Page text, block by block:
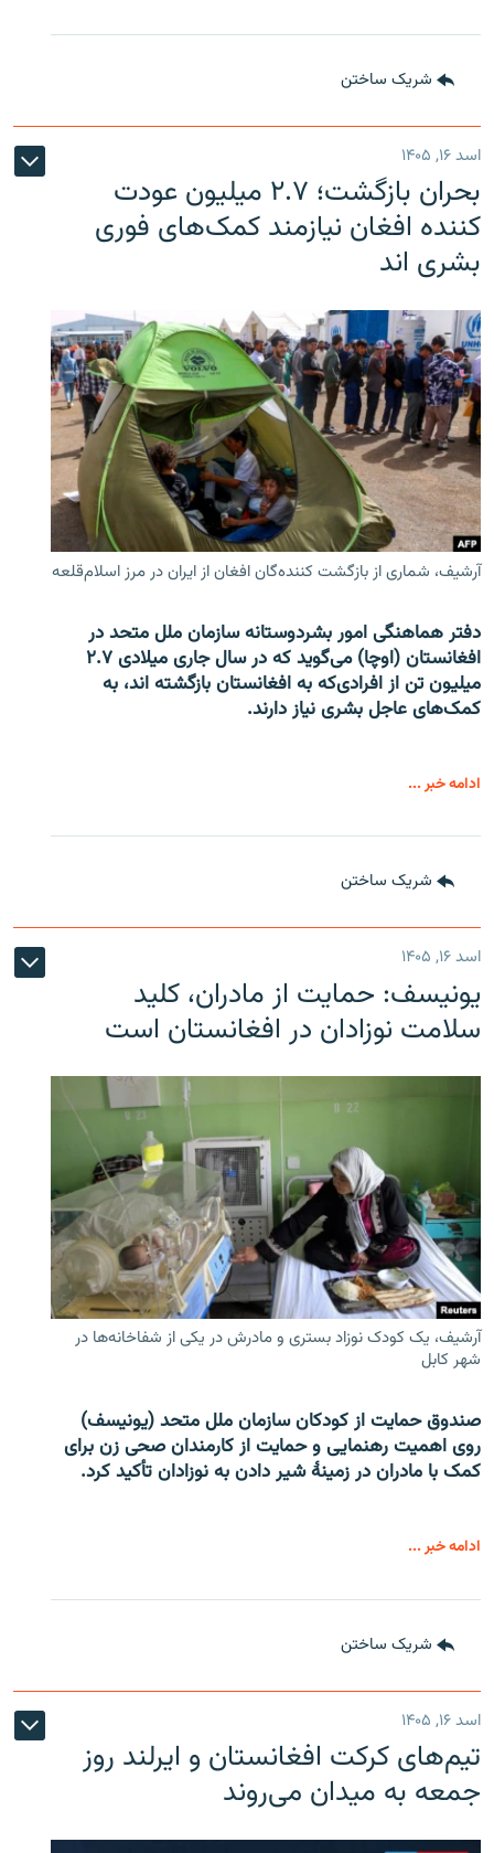
شریک ساختن
اسد ۱۶, ۱۴۰۵
بحران بازگشت؛ ۲.۷ میلیون عودت
کننده افغان نیازمند کمک‌های فوری
بشری اند
آرشیف، شماری از بازگشت کننده‌گان افغان از ایران در مرز اسلام‌قلعه
دفتر هماهنگی امور بشردوستانه سازمان ملل متحد در
افغانستان (اوچا) می‌گوید که در سال جاری میلادی ۲.۷
میلیون تن از افرادی‌که به افغانستان بازگشته اند، به
کمک‌های عاجل بشری نیاز دارند.
ادامه خبر ...
شریک ساختن
اسد ۱۶, ۱۴۰۵
یونیسف: حمایت از مادران، کلید
سلامت نوزادان در افغانستان است
آرشیف، یک کودک نوزاد بستری و مادرش در یکی از شفاخانه‌ها در
شهر کابل
صندوق حمایت از کودکان سازمان ملل متحد (یونیسف)
روی اهمیت رهنمایی و حمایت از کارمندان صحی زن برای
کمک با مادران در زمینۀ شیر دادن به نوزادان تأکید کرد.
ادامه خبر ...
شریک ساختن
اسد ۱۶, ۱۴۰۵
تیم‌های کرکت افغانستان و ایرلند روز
جمعه به میدان می‌روند